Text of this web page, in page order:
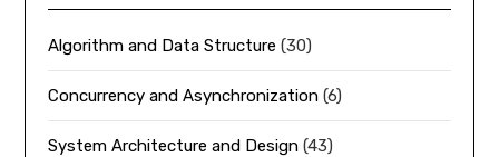
Algorithm and Data Structure (30)
Concurrency and Asynchronization (6)
System Architecture and Design (43)